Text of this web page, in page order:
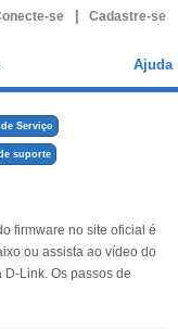
se Cadastre-se
Ajuda
Serviço
suporte
firmware no site oficial é
ou assista ao vídeo do
Link. Os passos de